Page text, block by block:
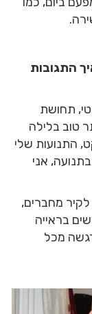
פחות? איך התגובות
תחושת
טוב בלילה
התנועות שלי
אני
מחברים,
בראייה
מכל